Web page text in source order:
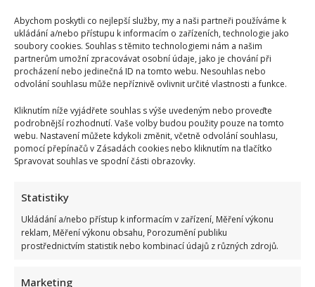
Abychom poskytli co nejlepší služby, my a naši partneři používáme k
ukládání a/nebo přístupu k informacím o zařízeních, technologie jako
soubory cookies. Souhlas s těmito technologiemi nám a našim
partnerům umožní zpracovávat osobní údaje, jako je chování při
procházení nebo jedinečná ID na tomto webu. Nesouhlas nebo
odvolání souhlasu může nepříznivě ovlivnit určité vlastnosti a funkce.
Kliknutím níže vyjádřete souhlas s výše uvedeným nebo proveďte
podrobnější rozhodnutí. Vaše volby budou použity pouze na tomto
webu. Nastavení můžete kdykoli změnit, včetně odvolání souhlasu,
pomocí přepínačů v Zásadách cookies nebo kliknutím na tlačítko
Spravovat souhlas ve spodní části obrazovky.
Statistiky
Ukládání a/nebo přístup k informacím v zařízení, Měření výkonu
reklam, Měření výkonu obsahu, Porozumění publiku
prostřednictvím statistik nebo kombinací údajů z různých zdrojů.
Marketing